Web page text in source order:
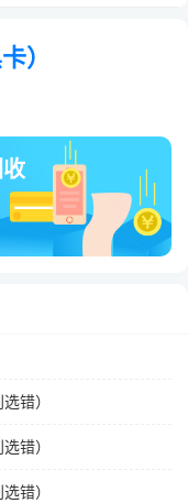
）
错）
错）
错）